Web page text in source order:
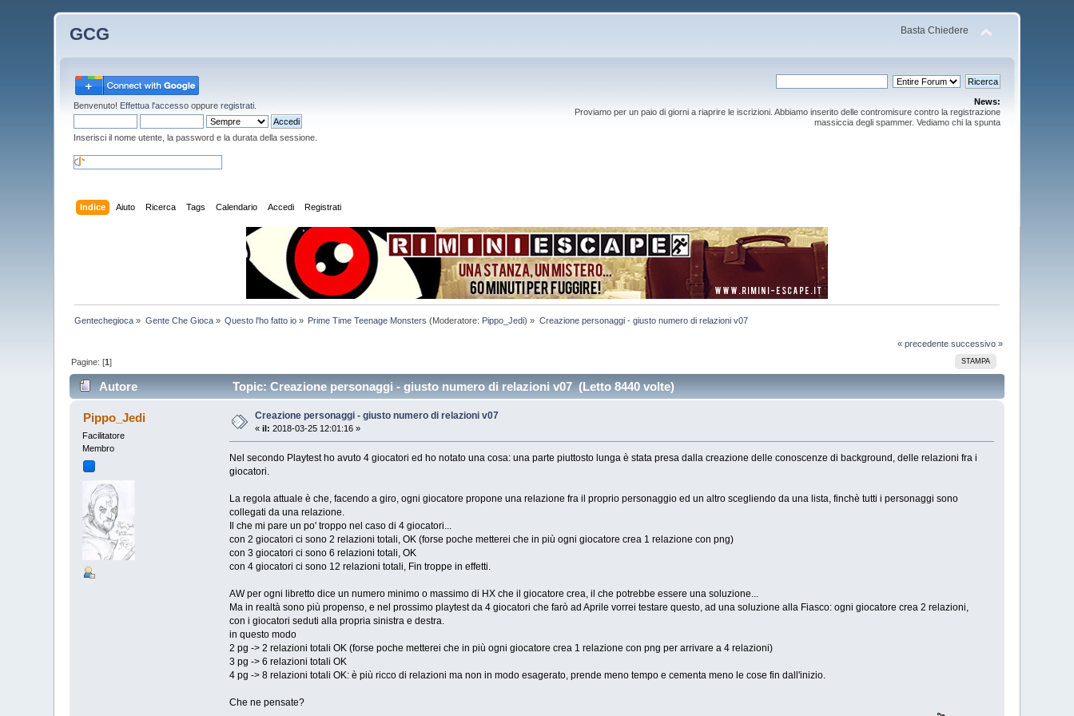
GCG Basta Chiedere
Benvenuto! Effettua l'accesso oppureregistrati
Inserisci il nome utente, la password e la durata della sessione.
News:
Proviamo per un paio di giorni a riaprire le iscrizioni. Abbiamo inserito delle contromisure contro la registrazione
massiccia degli spammer. Vediamo chi la spunta
Indice Aiuto Ricerca Tags Calendario Accedi Registrati
Gentechegioca » Gente Che Gioca» Questo l'ho fatto io » Prime Time Teenage Monsters (Moderatore: Pippo_Jedi) » Creazione personaggi - giusto numero di relazioni v07
« precedente successivo »
STAMPA
Pagine: [1]
Autore Topic: Creazione personaggi - giusto numero di relazioni v07 (Letto 8440 volte)
Pippo_Jedi
Facilitatore
Membro
Creazione personaggi - giusto numero di relazioni v07
«il: 2018-03-25 12:01:16 »
Nel secondo Playtest ho avuto 4 giocatori ed ho notato una cosa: una parte piuttosto lunga è stata presa dalla creazione delle conoscenze di background, delle relazioni fra i
giocatori.
La regola attuale è che, facendo a giro, ogni giocatore propone una relazione fra il proprio personaggio ed un altro scegliendo da una lista, finchè tutti i personaggi sono
collegati da una relazione.
Il che mi pare un po' troppo nel caso di 4 giocatori...
con 2 giocatori ci sono 2 relazioni totali, OK (forse poche metterei che in più ogni giocatore crea 1 relazione con png)
con 3 giocatori ci sono 6 relazioni totali, OK
con 4 giocatori ci sono 12 relazioni totali, Fin troppe in effetti.
AW per ogni libretto dice un numero minimo o massimo di HX che il giocatore crea, il che potrebbe essere una soluzione...
Ma in realtà sono più propenso, e nel prossimo playtest da 4 giocatori che farò ad Aprile vorrei testare questo, ad una soluzione alla Fiasco: ogni giocatore crea 2 relazioni,
con i giocatori seduti alla propria sinistra e destra.
in questo modo
2 pg -> 2 relazioni totali OK (forse poche metterei che in più ogni giocatore crea 1 relazione con png per arrivare a 4 relazioni)
3 pg -> 6 relazioni totali OK
4 pg -> 8 relazioni totali OK: è più ricco di relazioni ma non in modo esagerato, prende meno tempo e cementa meno le cose fin dall'inizio.
Che ne pensate?